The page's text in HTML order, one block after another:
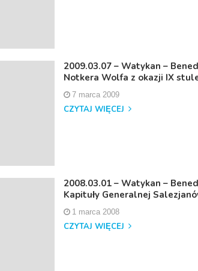
2009.03.07 – Watykan –
Notkera Wolfa z okazji IX
7 marca 2009
CZYTAJ WIĘCEJ
2008.03.01 – Watykan –
Kapituły Generalnej
1 marca 2008
CZYTAJ WIĘCEJ